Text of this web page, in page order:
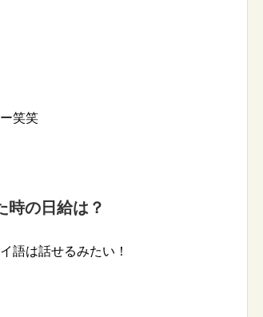
笑笑
時の日給は？
語は話せるみたい！